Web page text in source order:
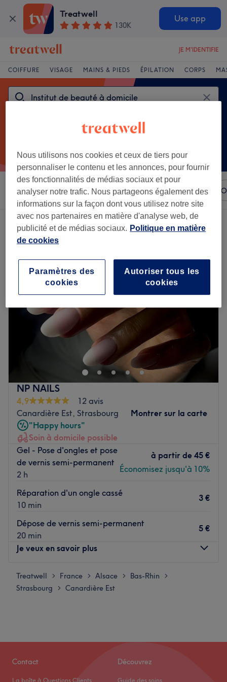
Treatwell
130K
Use app
JE M'IDENTIFIE
COIFFURE VISAGE MAINS & PIEDS ÉPILATION CORPS
Trier par N'importe quel prix Marques Salons
Un établissement offrant:
institut de beauté à domicile à Canardière Est, Strasbourg
NP NAILS
4,9
12 avis
Canardière Est, Strasbourg
Montrer sur la carte
"Happy hours"
Soin à domicile possible
Gel - Pose d'ongles et pose
de vernis semi-permanent
2 h
à partir de 45 €
Économisez jusqu'à 10%
Réparation d'un ongle cassé
10 min
3 €
Dépose de vernis semi-permanent
20 min
5 €
Je veux en savoir plus
Lundi 09:00
Mardi
Treatwell > France > Alsace > Bas-Rhin >
Strasbourg > Canardière Est
Contact
La boîte à Questions Clients
Découvrez
Guide des soins
Nous utilisons nos cookies et ceux de tiers pour
personnaliser le contenu et les annonces, pour fournir
des fonctionnalités de médias sociaux et pour
analyser notre trafic. Nous partageons également des
informations sur la façon dont vous utilisez notre site
avec nos partenaires en matière d'analyse web, de
publicité et de médias sociaux. Politique en matière
de cookies
Autoriser tous les
cookies
Paramètres des
cookies